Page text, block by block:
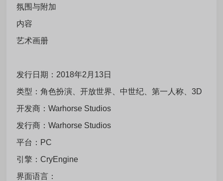
氛围与附加
内容
艺术画册
发行日期：2018年2月13日
类型：角色扮演、开放世界、中世纪、第一人称、3D
开发商：Warhorse Studios
发行商：Warhorse Studios
平台：PC
引擎：CryEngine
界面语言：